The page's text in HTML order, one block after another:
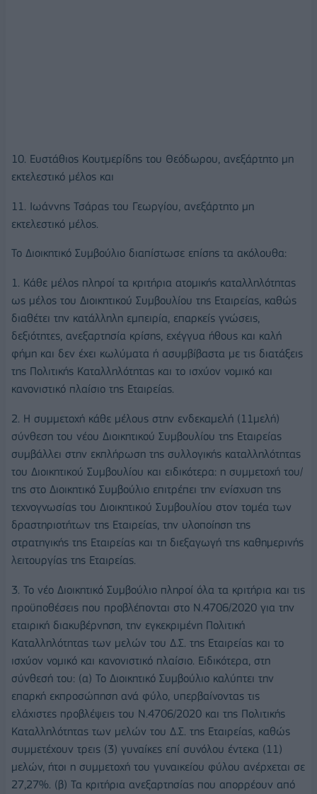
10. Ευστάθιος Κουτμερίδης του Θεόδωρου, ανεξάρτητο μη
εκτελεστικό μέλος και
11. Ιωάννης Τσάρας του Γεωργίου, ανεξάρτητο μη
εκτελεστικό μέλος.
Το Διοικητικό Συμβούλιο διαπίστωσε επίσης τα ακόλουθα:
1. Κάθε μέλος πληροί τα κριτήρια ατομικής καταλληλότητας
ως μέλος του Διοικητικού Συμβουλίου της Εταιρείας, καθώς
διαθέτει την κατάλληλη εμπειρία, επαρκείς γνώσεις,
δεξιότητες, ανεξαρτησία κρίσης, εχέγγυα ήθους και καλή
φήμη και δεν έχει κωλύματα ή ασυμβίβαστα με τις διατάξεις
της Πολιτικής Καταλληλότητας και το ισχύον νομικό και
κανονιστικό πλαίσιο της Εταιρείας.
2. Η συμμετοχή κάθε μέλους στην ενδεκαμελή (11μελή)
σύνθεση του νέου Διοικητικού Συμβουλίου της Εταιρείας
συμβάλλει στην εκπλήρωση της συλλογικής καταλληλότητας
του Διοικητικού Συμβουλίου και ειδικότερα: η συμμετοχή του/
της στο Διοικητικό Συμβούλιο επιτρέπει την ενίσχυση της
τεχνογνωσίας του Διοικητικού Συμβουλίου στον τομέα των
δραστηριοτήτων της Εταιρείας, την υλοποίηση της
στρατηγικής της Εταιρείας και τη διεξαγωγή της καθημερινής
λειτουργίας της Εταιρείας.
3. Το νέο Διοικητικό Συμβούλιο πληροί όλα τα κριτήρια και τις
προϋποθέσεις που προβλέπονται στο Ν.4706/2020 για την
εταιρική διακυβέρνηση, την εγκεκριμένη Πολιτική
Καταλληλότητας των μελών του Δ.Σ. της Εταιρείας και το
ισχύον νομικό και κανονιστικό πλαίσιο. Ειδικότερα, στη
σύνθεσή του: (α) Το Διοικητικό Συμβούλιο καλύπτει την
επαρκή εκπροσώπηση ανά φύλο, υπερβαίνοντας τις
ελάχιστες προβλέψεις του Ν.4706/2020 και της Πολιτικής
Καταλληλότητας των μελών του Δ.Σ. της Εταιρείας, καθώς
συμμετέχουν τρεις (3) γυναίκες επί συνόλου έντεκα (11)
μελών, ήτοι η συμμετοχή του γυναικείου φύλου ανέρχεται σε
27,27%. (β) Τα κριτήρια ανεξαρτησίας που απορρέουν από